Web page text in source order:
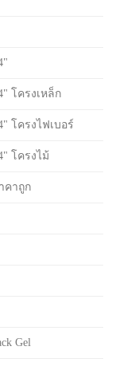
โครงเหล็ก
โครงไฟเบอร์
โครงไม้
คาถูก
Gel